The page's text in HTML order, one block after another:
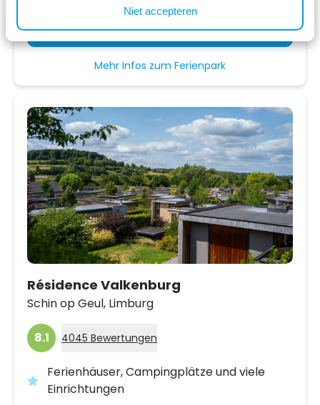
Niet accepteren
Unterkünfte ansehen
Mehr Infos zum Ferienpark
Résidence Valkenburg
Schin op Geul, Limburg
8.1 4045 Bewertungen
Ferienhäuser, Campingplätze und viele
Einrichtungen